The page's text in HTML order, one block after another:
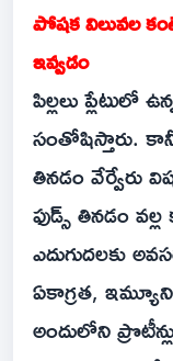
పోషక విలువల
ఇవ్వడం
పిల్లలు ప్లేటులో
సంతోషిస్తారు.
తినడం వేర్వేరు
ఫుడ్స్ తినడం
ఎదుగుదలకు
ఏకాగ్రత,
అందులోని